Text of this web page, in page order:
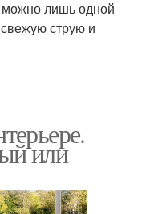
можно лишь одной
струю и
или